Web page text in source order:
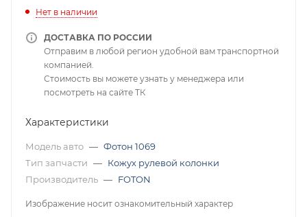
Нет в наличии
ДОСТАВКА ПО РОССИИ
Отправим в любой регион удобной вам транспортной
компанией.
Стоимость вы можете узнать у менеджера или
посмотреть на сайте ТК
Характеристики
Модель авто — Фотон 1069
Тип запчасти — Кожух рулевой колонки
Производитель — FOTON
Изображение носит ознакомительный характер